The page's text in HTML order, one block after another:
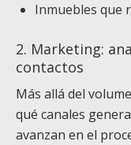
Inmuebles que
2. Marketing:
contactos
Más allá del
qué canales
avanzan en el